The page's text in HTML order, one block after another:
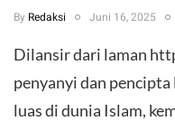
By Redaksi Juni 16, 2025
Dilansir dari laman
penyanyi dan pencipta
luas di dunia Islam,